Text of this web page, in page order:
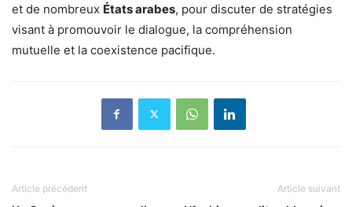
et de nombreux États arabes, pour discuter de stratégies
visant à promouvoir le dialogue, la compréhension
mutuelle et la coexistence pacifique.
Article précédent Article suivant